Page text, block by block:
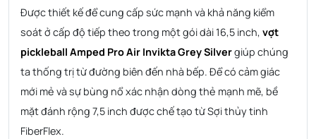
Được thiết kế để cung cấp sức mạnh và khả năng kiểm
soát ở cấp độ tiếp theo trong một gói dài 16,5 inch, vợt
pickleball Amped Pro Air Invikta Grey Silvergiúp chúng
ta thống trị từ đường biên đến nhà bếp. Để có cảm giác
mới mẻ và sự bùng nổ xác nhận dòng thẻ mạnh mẽ, bề
mặt đánh rộng 7,5 inch được chế tạo từ Sợi thủy tinh
FiberFlex.